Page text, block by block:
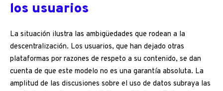
los usuarios
La situación ilustra las ambigüedades que rodean a la
descentralización. Los usuarios, que han dejado otras
plataformas por razones de respeto a su contenido, se dan
cuenta de que este modelo no es una garantía absoluta. La
amplitud de las discusiones sobre el uso de datos subraya las